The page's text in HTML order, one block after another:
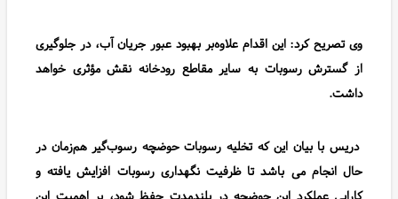
وی تصریح کرد: این اقدام علاوه‌بر بهبود عبور جریان آب، در جلوگیری
از گسترش رسوبات به سایر مقاطع رودخانه نقش مؤثری خواهد
داشت.
دریس با بیان این که تخلیه رسوبات حوضچه رسوب‌گیر هم‌زمان در
حال انجام می باشد تا ظرفیت نگهداری رسوبات افزایش یافته و